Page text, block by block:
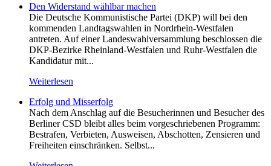
Den Widerstand wählbar machen
Die Deutsche Kommunistische Partei (DKP) will bei den
kommenden Landtagswahlen in Nordrhein-Westfalen
antreten. Auf einer Landeswahlversammlung beschlossen die
DKP-Bezirke Rheinland-Westfalen und Ruhr-Westfalen die
Kandidatur mit...
Weiterlesen
Erfolg und Misserfolg
Nach dem Anschlag auf die Besucherinnen und Besucher des
Berliner CSD bleibt alles beim vorgeschriebenen Programm:
Bestrafen, Verbieten, Ausweisen, Abschotten, Zensieren und
Freiheiten einschränken. Selbst...